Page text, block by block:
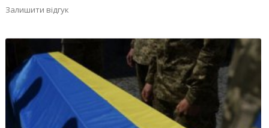
Залишити відгук